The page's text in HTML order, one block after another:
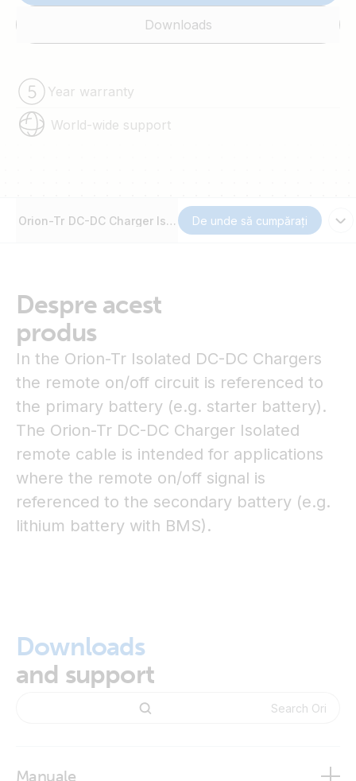
Downloads
Year warranty
World-wide support
Orion-Tr DC-DC Charger Isolated remote cable
De unde să cumpărați
Despre acest
produs
In the Orion-Tr Isolated DC-DC Chargers
the remote on/off circuit is referenced to
the primary battery (e.g. starter battery).
The Orion-Tr DC-DC Charger Isolated
remote cable is intended for applications
where the remote on/off signal is
referenced to the secondary battery (e.g.
lithium battery with BMS).
Downloads
and support
Manuale